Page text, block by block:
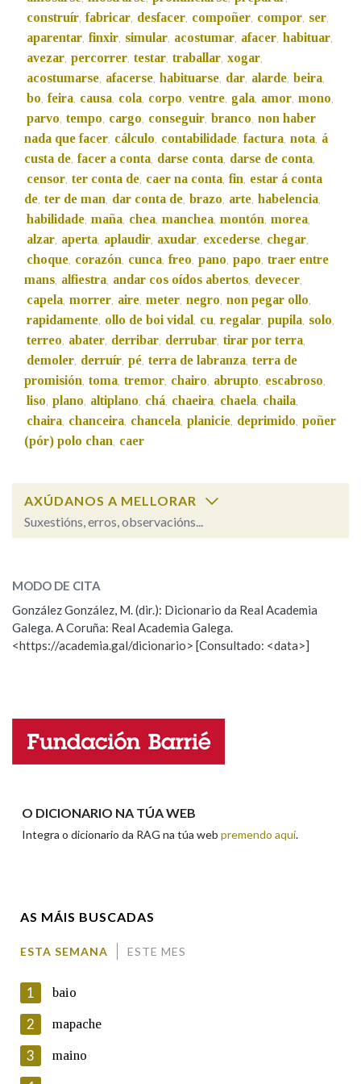
construír, fabricar, desfacer, compoñer, compor, ser,
aparentar, finxir, simular, acostumar, afacer, habituar,
avezar, percorrer, testar, traballar, xogar,
acostumarse, afacerse, habituarse, dar, alarde, beira,
bo, feira, causa, cola, corpo, ventre, gala, amor, mono,
parvo, tempo, cargo, conseguir, branco, non haber
nada que facer, cálculo, contabilidade, factura, nota, á
custa de, facer a conta, darse conta, darse de conta,
censor, ter conta de, caer na conta, fin, estar á conta
de, ter de man, dar conta de, brazo, arte, habelencia,
habilidade, maña, chea, manchea, montón, morea,
alzar, aperta, aplaudir, axudar, excederse, chegar,
choque, corazón, cunca, freo, pano, papo, traer entre
mans, alfiestra, andar cos oídos abertos, devecer,
capela, morrer, aire, meter, negro, non pegar ollo,
rapidamente, ollo de boi vidal , cu, regalar, pupila, solo,
terreo, abater, derribar, derrubar, tirar por terra,
demoler, derruír, pé, terra de labranza, terra de
promisión, toma, tremor, chairo, abrupto, escabroso,
liso, plano, altiplano, chá, chaeira, chaela, chaila,
chaira, chanceira, chancela, planicie, deprimido, poñer
(pór) polo chan, caer
AXÚDANOS A MELLORAR
Suxestións, erros, observacións...
ESCOLLE UNHA OPCIÓN:
Observación Hai un erro na palabra
Propoño mellorar a definición
Nome
En cumprimento da normativa vixente en materia de
Protección de Datos de Carácter Persoal, a Real Academia
MODO DE CITA
González González, M. (dir.): Dicionario da Real Academia
Galega. A Coruña: Real Academia Galega.
<https://academia.gal/dicionario> [Consultado: <data>]
O DICIONARIO NA TÚA WEB
Integra o dicionario da RAG na túa web premendo aquí.
AS MÁIS BUSCADAS
ESTA SEMANA ESTE MES
1 baio
2 mapache
3 maino